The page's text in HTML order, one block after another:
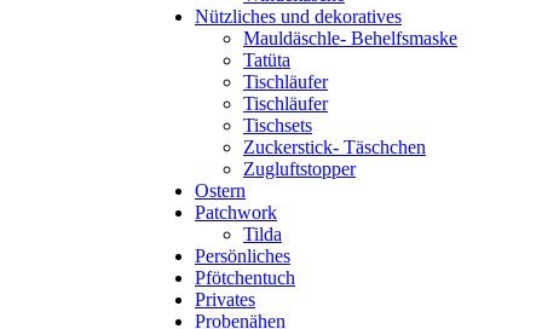
Nützliches und dekoratives
Mauldäschle- Behelfsmaske
Tatüta
Tischläufer
Tischläufer
Tischsets
Zuckerstick- Täschchen
Zugluftstopper
Ostern
Patchwork
Tilda
Persönliches
Pfötchentuch
Privates
Probenähen